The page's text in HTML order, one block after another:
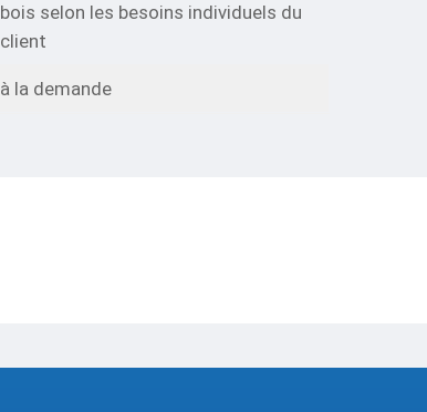
bois selon les besoins individuels du
client
à la demande